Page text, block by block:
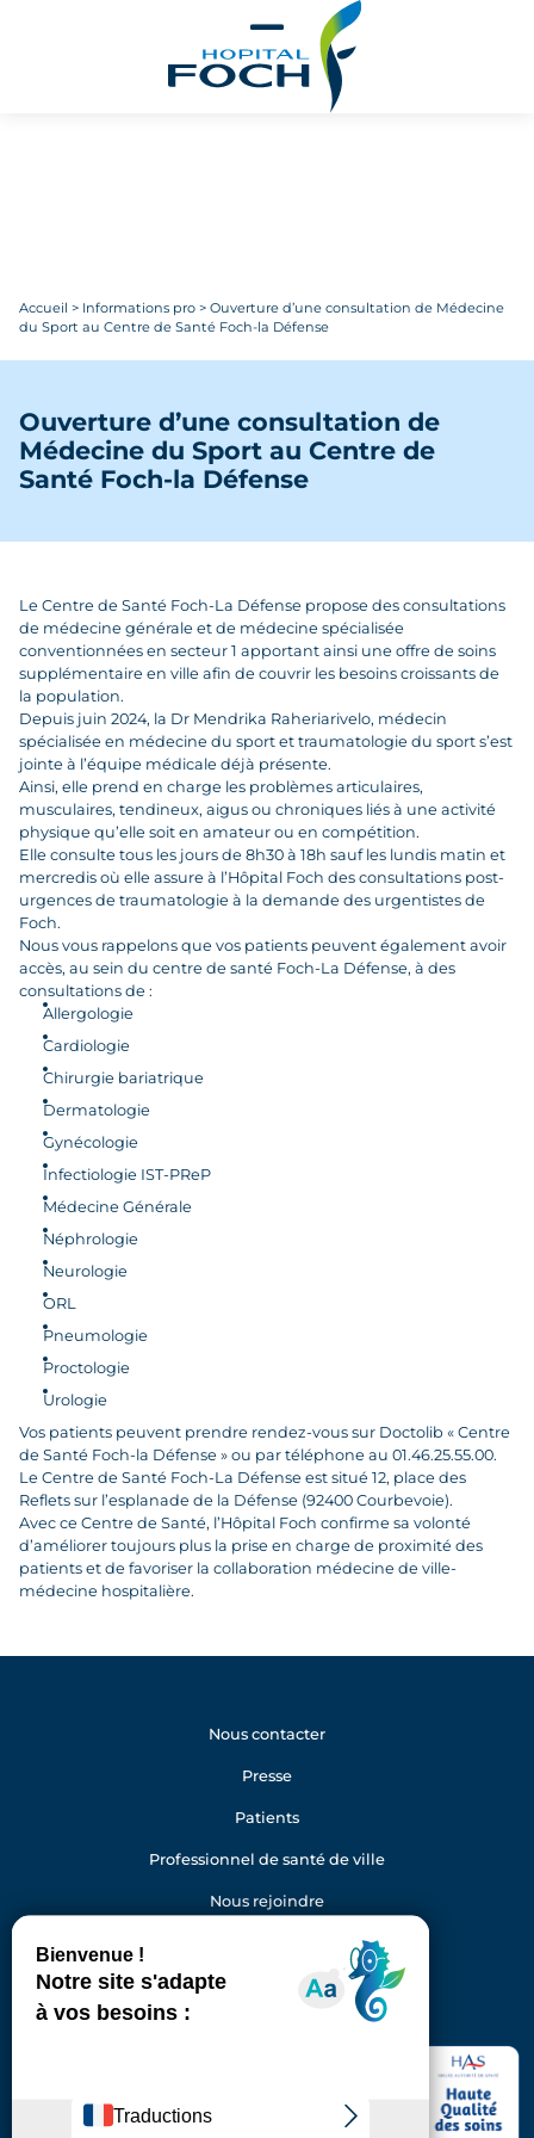
Accueil > Informations pro > Ouverture d’une consultation de Médecine
du Sport au Centre de Santé Foch-la Défense
Ouverture d’une consultation de
Médecine du Sport au Centre de
Santé Foch-la Défense
Le Centre de Santé Foch-La Défense propose des consultations
de médecine générale et de médecine spécialisée
conventionnées en secteur 1 apportant ainsi une offre de soins
supplémentaire en ville afin de couvrir les besoins croissants de
la population.
Depuis juin 2024, la Dr Mendrika Raheriarivelo, médecin
spécialisée en médecine du sport et traumatologie du sport s’est
jointe à l’équipe médicale déjà présente.
Ainsi, elle prend en charge les problèmes articulaires,
musculaires, tendineux, aigus ou chroniques liés à une activité
physique qu’elle soit en amateur ou en compétition.
Elle consulte tous les jours de 8h30 à 18h sauf les lundis matin et
mercredis où elle assure à l’Hôpital Foch des consultations post-
urgences de traumatologie à la demande des urgentistes de
Foch.
Nous vous rappelons que vos patients peuvent également avoir
accès, au sein du centre de santé Foch-La Défense, à des
consultations de :
Allergologie
Cardiologie
Chirurgie bariatrique
Dermatologie
Gynécologie
Infectiologie IST-PReP
Médecine Générale
Néphrologie
Neurologie
ORL
Pneumologie
Proctologie
Urologie
Vos patients peuvent prendre rendez-vous sur Doctolib « Centre
de Santé Foch-la Défense » ou par téléphone au 01.46.25.55.00.
Le Centre de Santé Foch-La Défense est situé 12, place des
Reflets sur l’esplanade de la Défense (92400 Courbevoie).
Avec ce Centre de Santé, l’Hôpital Foch confirme sa volonté
d’améliorer toujours plus la prise en charge de proximité des
patients et de favoriser la collaboration médecine de ville-
médecine hospitalière.
92150 Suresnes
Standard : 01 46 25 20 00
Nous contacter
Presse
Patients
Professionnel de santé de ville
Nous rejoindre
LinkedInInstagram